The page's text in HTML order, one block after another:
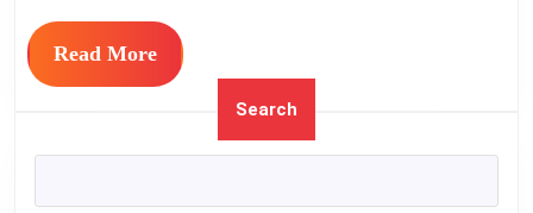
Read MoreRead
More
Search